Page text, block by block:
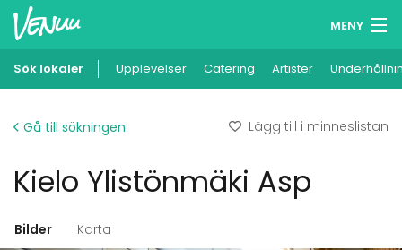
MENY
Minneslista
Lägg till din lokal
Sök lokaler Upplevelser Catering Artister
Gå till sökningen Lägg till i minneslistan
Kielo Ylistönmäki Asp
Bilder Karta